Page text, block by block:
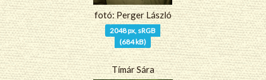
fotó: Perger László
2048 px, sRGB
(684 kB)
Tímár Sára